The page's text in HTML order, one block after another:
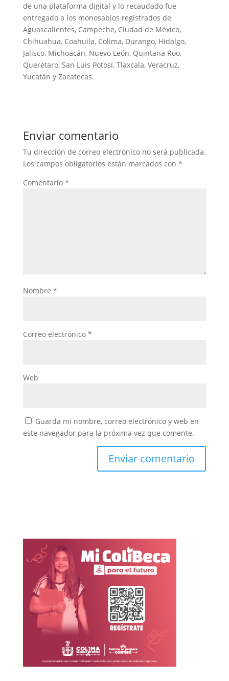
de una plataforma digital y lo recaudado fue
entregado a los monosabios registrados de
Aguascalientes, Campeche, Ciudad de México,
Chihuahua, Coahuila, Colima, Durango, Hidalgo,
Jalisco, Michoacán, Nuevo León, Quintana Roo,
Querétaro, San Luis Potosí, Tlaxcala, Veracruz,
Yucatán y Zacatecas.
Enviar comentario
Tu dirección de correo electrónico no será publicada.
Los campos obligatorios están marcados con *
Comentario *
Nombre *
Correo electrónico *
Web
Guarda mi nombre, correo electrónico y web en
este navegador para la próxima vez que comente.